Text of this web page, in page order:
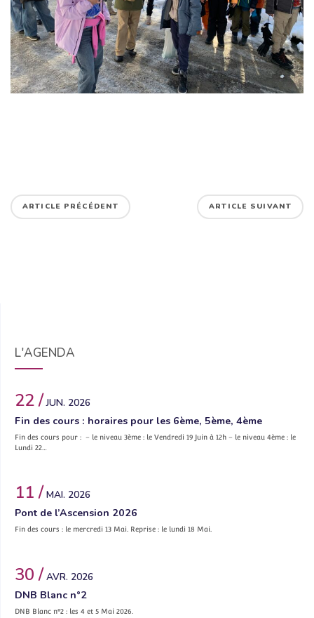
ARTICLE PRÉCÉDENT ARTICLE SUIVANT
L'AGENDA
22 /JUN. 2026
Fin des cours : horaires pour les 6ème, 5ème, 4ème
Fin des cours pour : – le niveau 3ème : le Vendredi 19 Juin à 12h – le niveau 4ème : le
Lundi 22…
11 / MAI. 2026
Pont de l’Ascension 2026
Fin des cours : le mercredi 13 Mai. Reprise : le lundi 18 Mai.
30 / AVR. 2026
DNB Blanc n°2
DNB Blanc n°2 : les 4 et 5 Mai 2026.